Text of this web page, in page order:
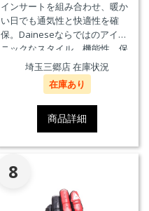
インサートを組み合わせ、暖か
い日でも通気性と快適性を確
保。Daineseならではのアイコ
ニックなスタイル、機能性、保
護性能を兼ね備え、郊外でのツ
ーリングや都市での通勤に最適
埼玉三郷店 在庫状況
在庫あり
商品詳細
8